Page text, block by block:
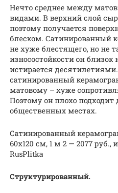
Нечто среднее между
видами. В верхний слой
поэтому получается
блеском. Сатинированный
не хуже блестящего, но не
износостойкости он близок
истирается
сатинированный
матовому – хуже
Поэтому он плохо подходит
общественных местах.
Сатинированный
60х120 см, 1 м 2 — 2077 руб.,
RusPlitka
Структурированный.